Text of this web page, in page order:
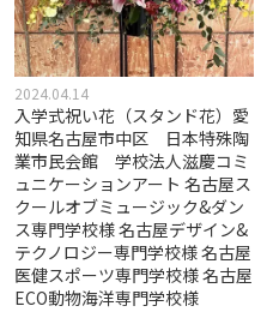
2024.04.14
入学式祝い花（スタンド花）愛
知県名古屋市中区 日本特殊陶
業市民会館 学校法人滋慶コミ
ュニケーションアート 名古屋ス
クールオブミュージック&ダン
ス専門学校様 名古屋デザイン&
テクノロジー専門学校様 名古屋
医健スポーツ専門学校様 名古屋
ECO動物海洋専門学校様